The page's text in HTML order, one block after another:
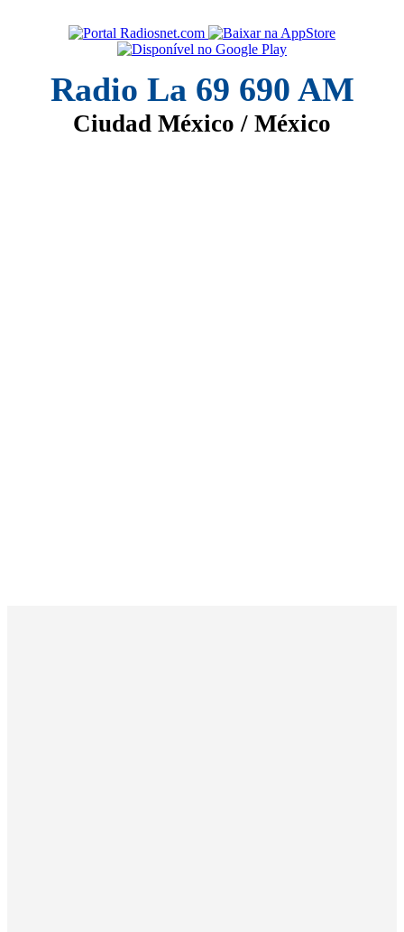
Radio La 69 690 AM
Ciudad México / México